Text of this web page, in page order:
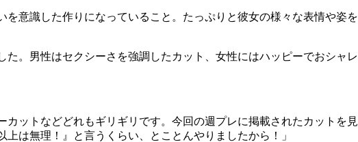
意識した作りになっていること。たっぷりと彼女の様々な表情や姿を
。男性はセクシーさを強調したカット、女性にはハッピーでおシャレ
ットなどどれもギリギリです。今回の週プレに掲載されたカットを見
は無理！』と言うくらい、とことんやりましたから！」